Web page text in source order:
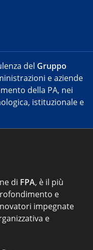
del Gruppo
e aziende
della PA, nei
istituzionale e
di FPA, è il più
e
impegnate
e